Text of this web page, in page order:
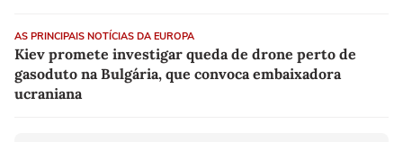
AS PRINCIPAIS NOTÍCIAS DA EUROPA
Kiev promete investigar queda de drone perto de
gasoduto na Bulgária, que convoca embaixadora
ucraniana